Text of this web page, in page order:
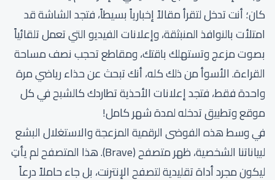
كان؛ أنت تدخل لتقرأ مقالاً إخبارياً بسيطاً، فتجد الشاشة قد
امتلأت بالنوافذ المنبثقة، وإعلانات الفيديو التي تعمل تلقائياً
بصوت مزعج وتستهلك باقتك، ومقاطع تحجب نصف مساحة
القراءة. الأسوأ من ذلك كله، أنك تبحث عن حذاء رياضي مرة
واحدة فقط، فتجد إعلانات الأحذية تطاردك كالشبح في كل
موقع وتطبيق تدخله لمدة شهر كامل!
في وسط هذه الفوضى الرقمية المزعجة والاستغلال البشع
لبياناتنا الشخصية، ظهر متصفح (Brave). هذا المتصفح لم يأتِ
ليكون مجرد أداة تقليدية لتصفح الإنترنت، بل جاء حاملاً درعاً